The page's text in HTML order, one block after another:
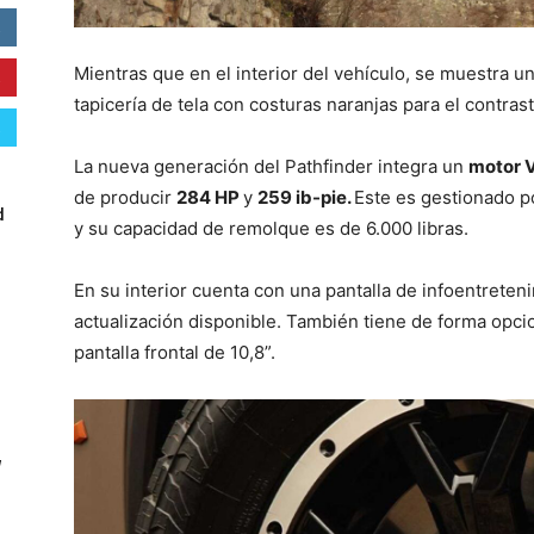
Mientras que en el interior del vehículo, se muestra
tapicería de tela con costuras naranjas para el
La nueva generación del Pathfinder integra un motor
de producir 284 HP y 259 ib-pie.Este es gestionado
y su capacidad de remolque es de 6.000 libras.
En su interior cuenta con una pantalla de
actualización disponible. También tiene de forma
pantalla frontal de 10,8”.